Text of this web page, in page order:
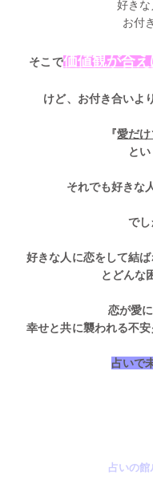
好き
お付
そこで価値観が合
けど、お付き合いよ
『愛だ
と
それでも好きな
で
好きな人に恋をして結
とどんな
恋が愛
幸せと共に襲われる不
占いで
占いの